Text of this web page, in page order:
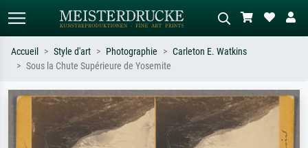
Recherchez par artiste, titre ou style –
ex. Monet, Nuit étoilée,
impressionnisme, vague de Hokusai,
nu.
Décrivez la scène – ex. prairie verte,
abstrait avec beaucoup de rouge,
tableau sombre, nu debout près d'un
Accueil Style d'art Photographie
Carleton E. Watkins
Sous la Chute Supérieure de Yosemite